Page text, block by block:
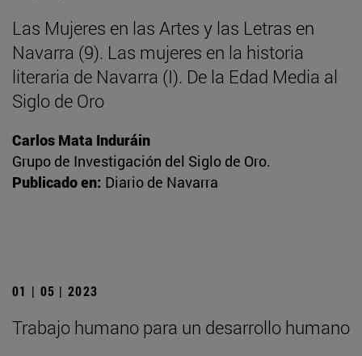
Las Mujeres en las Artes y las Letras en
Navarra (9). Las mujeres en la historia
literaria de Navarra (I). De la Edad Media al
Siglo de Oro
Carlos Mata Induráin
Grupo de Investigación del Siglo de Oro.
Publicado en: Diario de Navarra
01 | 05 | 2023
Trabajo humano para un desarrollo humano